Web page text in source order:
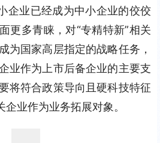
企业已经成为中小企业的佼佼
更多青睐，对“专精特新”相关
为国家高层指定的战略任务，
业作为上市后备企业的主要支
将符合政策导向且硬科技特征
企业作为业务拓展对象。